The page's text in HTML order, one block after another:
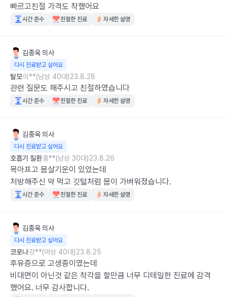
빠르고친절 가격도 착했어요
시간 준수 친절한 진료 자세한 설명
김종욱의사
다시 진료받고 싶어요
탈모이**(남성 40대)23.8.28
관련 질문도 해주시고 친절하였습니다
시간 준수 친절한 진료 자세한 설명
김종욱의사
다시 진료받고 싶어요
호흡기 질환홍**(남성 30대)23.8.26
목아프고 몸살기운이 있었는데
처방해주신 약 먹고 깃털처럼 몸이 가벼워졌습니다.
시간 준수 친절한 진료 자세한 설명
김종욱의사
다시 진료받고 싶어요
코로나강**(여성 40대)23.8.25
후유증으로 고생중이였는데
비대면이 아닌것 같은 착각을 할만큼 너무 디테일한 진료에 감격
했어요. 너무 감사합니다.